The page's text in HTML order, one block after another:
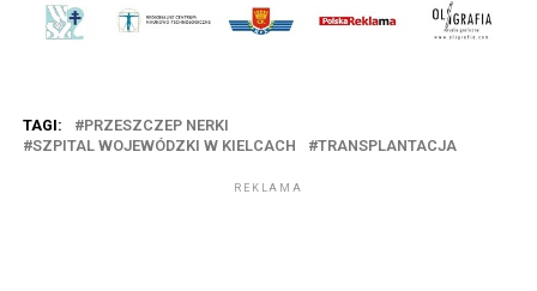
TAGI:
PRZESZCZEP NERKI
SZPITAL WOJEWÓDZKI W KIELCACH
TRANSPLANTACJA
REKLAMA